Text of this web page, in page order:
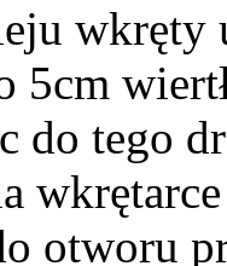
wkręty
5cm
do tego
otworu